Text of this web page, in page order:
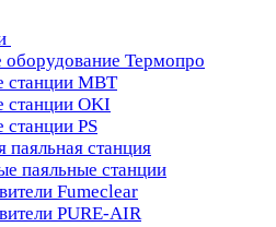
оборудование Термопро
станции MBT
станции OKI
PS
паяльная станция
паяльные станции
Fumeclear
PURE-AIR